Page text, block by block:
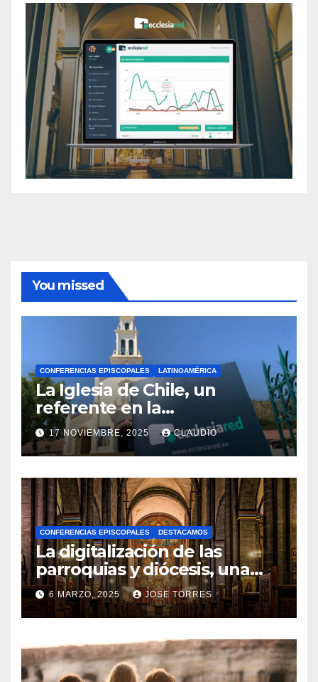
You missed
CONFERENCIAS EPISCOPALES LATINOAMÉRICA
La Iglesia de Chile, un
referente en la
transformación digital
gracias a Ecclesiared
17 NOVIEMBRE, 2025 CLAUDIO
N
O
H
A
Y
C
O
M
N
T
CONFERENCIAS EPISCOPALES DESTACAMOS
La digitalización de las
parroquias y diócesis, una
realidad ya para el futuro de
la Iglesia
6 MARZO, 2025 JOSE TORRES
N
O
H
A